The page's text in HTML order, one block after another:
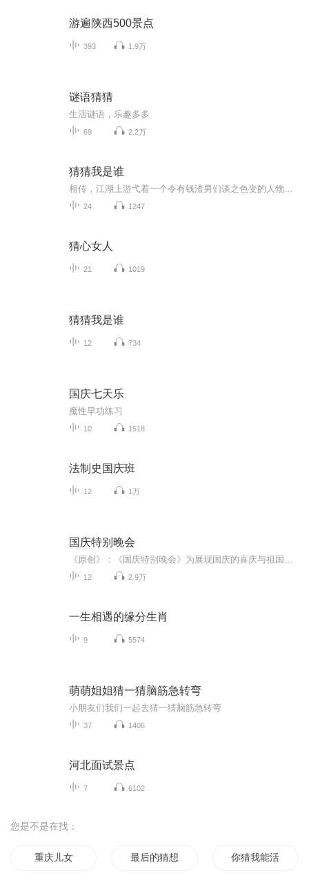
游遍陕西500景点
393 1.9万
谜语猜猜
生活谜语，乐趣多多
69 2.2万
猜猜我是谁
24 1247
猜心女人
21 1019
猜猜我是谁
12 734
国庆七天乐
魔性早功练习
10 1518
法制史国庆班
12 1万
国庆特别晚会
12 2.9万
一生相遇的缘分生肖
9 5574
萌萌姐姐猜一猜脑筋急转弯
小朋友们我们一起去猜一猜脑筋急转弯
37 1406
河北面试景点
7 6102
您是不是在找：
重庆儿女 最后的猜想 你猜我能活几天